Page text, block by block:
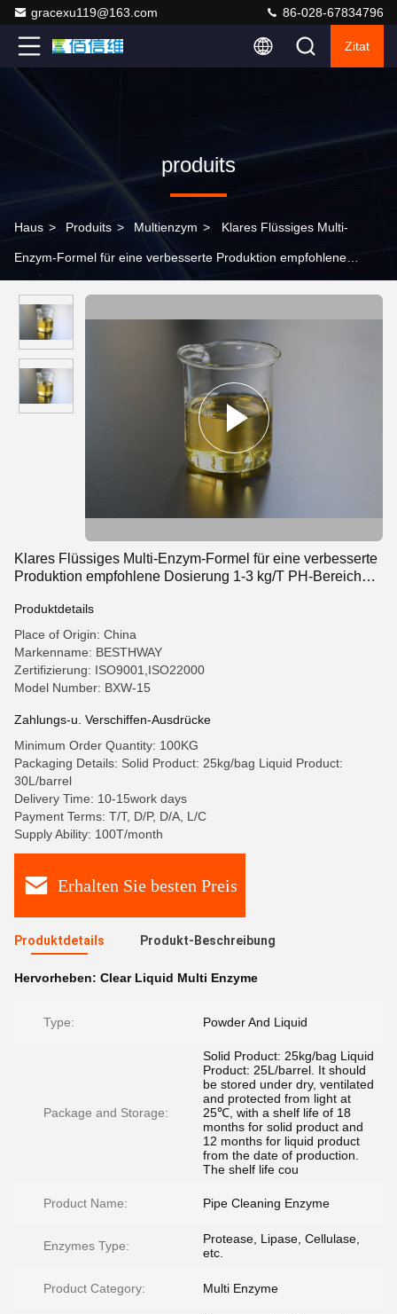
gracexu119@163.com 86-028-67834796
Zitat
produits
Haus > Produits > Multienzym > Klares Flüssiges Multi-
Enzym-Formel für eine verbesserte Produktion empfohlene
Klares Flüssiges Multi-Enzym-Formel für eine verbesserte
Produktion empfohlene Dosierung 1-3 kg/T PH-Bereich
Produktdetails
Place of Origin: China
Markenname: BESTHWAY
Zertifizierung: ISO9001,ISO22000
Model Number: BXW-15
Zahlungs-u. Verschiffen-Ausdrücke
Minimum Order Quantity: 100KG
Packaging Details: Solid Product: 25kg/bag Liquid Product:
30L/barrel
Delivery Time: 10-15work days
Payment Terms: T/T, D/P, D/A, L/C
Supply Ability: 100T/month
Erhalten Sie besten Preis
Produktdetails Produkt-Beschreibung
Hervorheben: Clear Liquid Multi Enzyme
Type: Powder And Liquid
Package and Storage:
Solid Product: 25kg/bag Liquid
Product: 25L/barrel. It should
be stored under dry, ventilated
and protected from light at
25℃, with a shelf life of 18
months for solid product and
12 months for liquid product
from the date of production.
The shelf life cou
Product Name: Pipe Cleaning Enzyme
Enzymes Type:
Protease, Lipase, Cellulase,
etc.
Product Category: Multi Enzyme